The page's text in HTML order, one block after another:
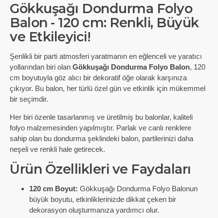
Gökkuşağı Dondurma Folyo
Balon - 120 cm: Renkli, Büyük
ve Etkileyici!
Şenlikli bir parti atmosferi yaratmanın en eğlenceli ve yaratıcı
yollarından biri olan Gökkuşağı Dondurma Folyo Balon, 120
cm boyutuyla göz alıcı bir dekoratif öğe olarak karşınıza
çıkıyor. Bu balon, her türlü özel gün ve etkinlik için mükemmel
bir seçimdir.
Her biri özenle tasarlanmış ve üretilmiş bu balonlar, kaliteli
folyo malzemesinden yapılmıştır. Parlak ve canlı renklere
sahip olan bu dondurma şeklindeki balon, partilerinizi daha
neşeli ve renkli hale getirecek.
Ürün Özellikleri ve Faydaları
120 cm Boyut: Gökkuşağı Dondurma Folyo Balonun
büyük boyutu, etkinliklerinizde dikkat çeken bir
dekorasyon oluşturmanıza yardımcı olur.